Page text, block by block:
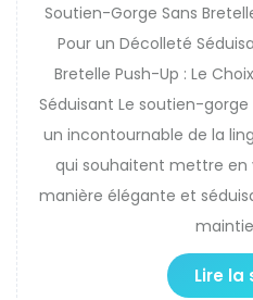
Soutien-Gorge Sans
Pour un Décolleté
Bretelle Push-Up : Le
Séduisant Le soutien-
un incontournable de la
qui souhaitent mettre en
manière élégante et
Lire la